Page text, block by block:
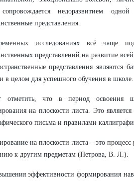
недоразвитием
представления.
исследованиях всё чаще
представлений на развитие
представления являются
в целом для успешного обучения в школе.
отметить, что в период освоения
на плоскости листа. Это
письма и правилами
на плоскости листа – это
к другим предметам (Петрова, В. Л.).
эффективности формирования